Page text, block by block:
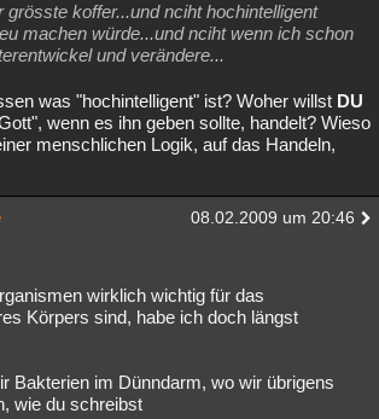
grösste koffer...und nciht hochintelligent
machen würde...und nciht wenn ich schon
und verändere...
was "hochintelligent" ist? Woher willst DU
wenn es ihn geben sollte, handelt? Wieso
menschlichen Logik, auf das Handeln,
08.02.2009 um 20:46
wirklich wichtig für das
Körpers sind, habe ich doch längst
Bakterien im Dünndarm, wo wir übrigens
wie du schreibst